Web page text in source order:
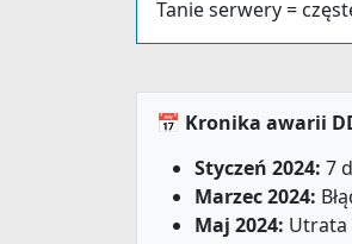
Tanie serwery =
📅 Kronika awarii
Styczeń 2024: 7
Marzec 2024:
Maj 2024: Utrata